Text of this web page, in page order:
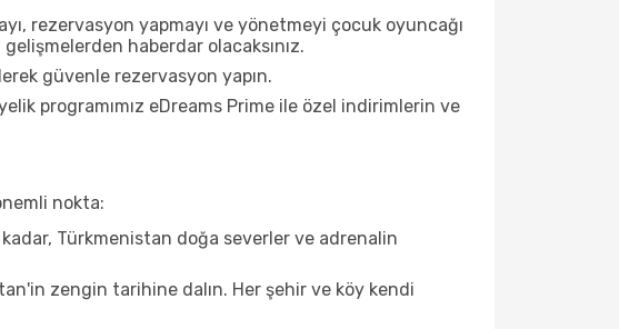
rezervasyon yapmayı ve yönetmeyi çocuk oyuncağı
haberdar olacaksınız.
güvenle rezervasyon yapın.
programımız eDreams Prime ile özel indirimlerin ve
nokta:
Türkmenistan doğa severler ve adrenalin
zengin tarihine dalın. Her şehir ve köy kendi